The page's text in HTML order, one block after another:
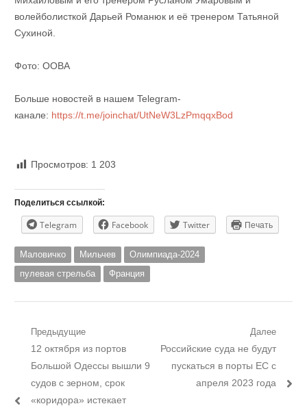
волейболисткой Дарьей Романюк и её тренером Татьяной
Сухиной.
Фото: ООВА
Больше новостей в нашем Telegram-
канале: https://t.me/joinchat/UtNeW3LzPmqqxBod
Просмотров: 1 203
Поделиться ссылкой:
Telegram Facebook Twitter Печать
Маловичко Мильчев
Олимпиада-2024
пулевая стрельба
Франция
Навигация
записям
Предыдущие
Предыдущий
пост:
12 октября из портов
Большой Одессы вышли 9
судов с зерном, срок
«коридора» истекает
Далее
Следующий
пост:
Российские суда не будут
пускаться в порты ЕС с
апреля 2023 года